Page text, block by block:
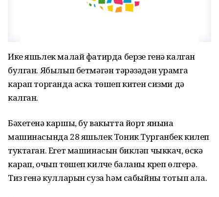
Ике яшьлек малай фатирда берүзе генә калган
булган. Ябылып бетмәгән тәрәзәдән урамга
карап торганда аска төшеп китүен сизми дә
калган.
Бәхетенә каршы, бу вакытта йорт янына
машинасында 28 яшьлек Тоник Турганбек килеп
туктаган. Егет машинасын бикләп чыккач, өскә
карап, очып төшеп килүче баланы күреп өлгерә.
Тиз генә кулларын суза һәм сабыйны тотып ала.